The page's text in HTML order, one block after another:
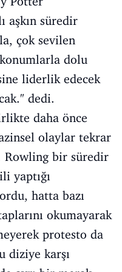
aşkın süredir
çok sevilen
dolu
liderlik edecek
dedi.
daha önce
olaylar tekrar
Rowling bir süredir
yaptığı
hatta bazı
okumayarak
protesto da
diziye karşı